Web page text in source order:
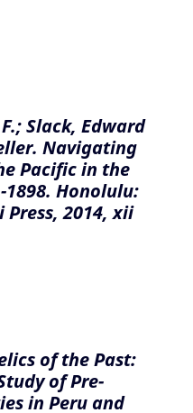
Slack, Edward
Navigating
Pacific in the
Honolulu:
2014, xii
of the Past:
of Pre-
in Peru and